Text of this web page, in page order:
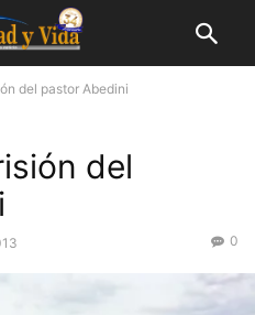
del pastor Abedini
del
0